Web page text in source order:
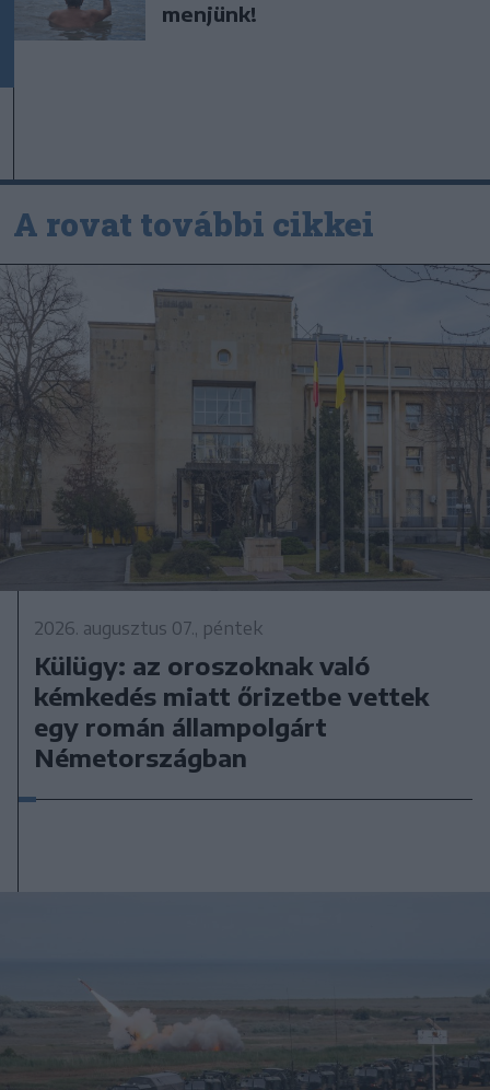
menjünk!
A rovat további cikkei
2026. augusztus 07., péntek
Külügy: az oroszoknak való
kémkedés miatt őrizetbe vettek
egy román állampolgárt
Németországban